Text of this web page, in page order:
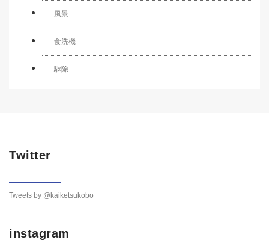
風景
食洗機
駆除
Twitter
Tweets by @kaiketsukobo
instagram